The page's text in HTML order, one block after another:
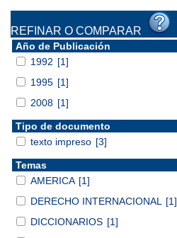
REFINAR O COMPARAR
Año de Publicación
1992 [1]
1995 [1]
2008 [1]
Tipo de documento
texto impreso [3]
Temas
AMERICA [1]
DERECHO INTERNACIONAL
[1]
DICCIONARIOS [1]